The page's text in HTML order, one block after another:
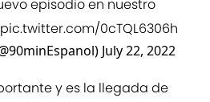
episodio en nuestro
pic.twitter.com/0cTQL6306h
July 22, 2022
y es la llegada de